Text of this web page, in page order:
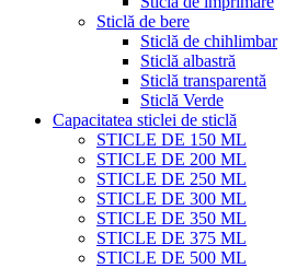
Sticlă de bere
Sticlă de chihlimbar
Sticlă albastră
Sticlă transparentă
Sticlă Verde
Capacitatea sticlei de sticlă
STICLE DE 150 ML
STICLE DE 200 ML
STICLE DE 250 ML
STICLE DE 300 ML
STICLE DE 350 ML
STICLE DE 375 ML
STICLE DE 500 ML